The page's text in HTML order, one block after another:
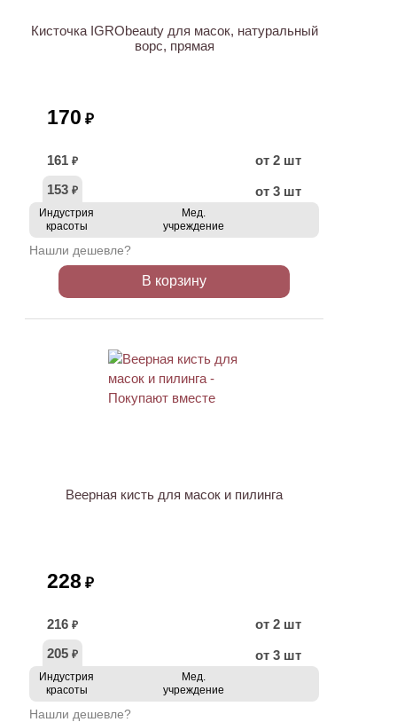
Кисточка IGRObeauty для масок, натуральный
ворс, прямая
170 ₽
161 ₽
от 2 шт
153 ₽ от 3 шт
Индустрия
красоты
Мед.
учреждение
Нашли дешевле?
В корзину
Веерная кисть для масок и пилинга
228 ₽
216 ₽
от 2 шт
205 ₽ от 3 шт
Индустрия
красоты
Мед.
учреждение
Нашли дешевле?